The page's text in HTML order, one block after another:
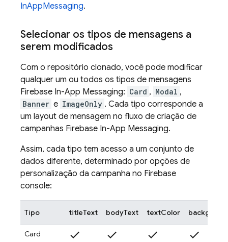
InAppMessaging.
Selecionar os tipos de mensagens a
serem modificados
Com o repositório clonado, você pode modificar
qualquer um ou todos os tipos de mensagens
Firebase In-App Messaging: Card , Modal ,
Banner e ImageOnly . Cada tipo corresponde a
um layout de mensagem no fluxo de criação de
campanhas Firebase In-App Messaging.
Assim, cada tipo tem acesso a um conjunto de
dados diferente, determinado por opções de
personalização da campanha no Firebase
console:
Tipo titleText bodyText textColor
Card check check check check